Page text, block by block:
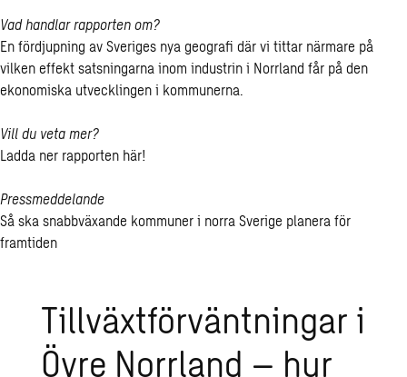
Vad handlar rapporten om?
En fördjupning av Sveriges nya geografi där vi tittar närmare på
vilken effekt satsningarna inom industrin i Norrland får på den
ekonomiska utvecklingen i kommunerna.
Vill du veta mer?
Ladda ner rapporten här!
Pressmeddelande
Så ska snabbväxande kommuner i norra Sverige planera för
framtiden
Tillväxtförväntningar i
Övre Norrland – hur